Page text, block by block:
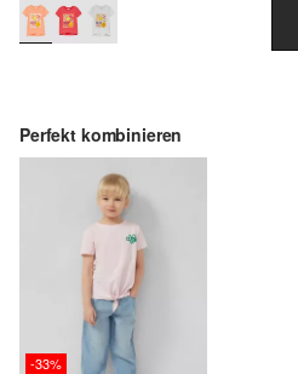
Perfekt kombinieren
-33%